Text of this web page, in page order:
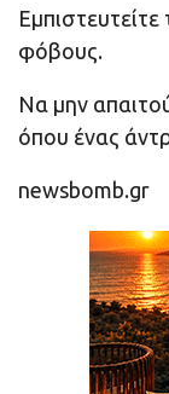
Εμπιστευτείτε
φόβους.
Να μην
όπου ένας
newsbomb.gr